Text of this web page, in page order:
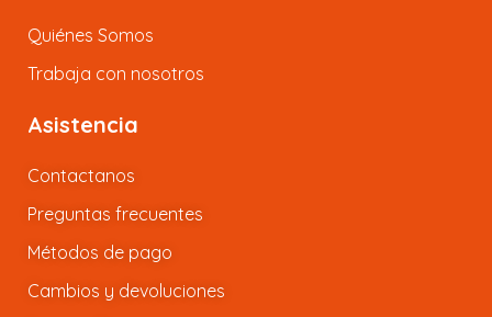
Quiénes Somos
Trabaja con nosotros
Asistencia
Contactanos
Preguntas frecuentes
Métodos de pago
Cambios y devoluciones